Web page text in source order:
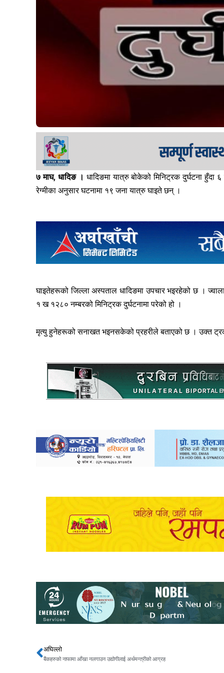
७ माघ, धादिङ । धादिङमा यात्रु बोकेको मिनिट्रक दुर्घटना हुँदा
रेग्मीका अनुसार घटनामा १९ जना यात्रु घाइते छन् ।
घाइतेहरूको जिल्ला अस्पताल धादिङमा उपचार भइरहेको छ ।
१ ख १२८० नम्बरको मिनिट्रक दुर्घटनामा परेको हो ।
मृत्यु हुनेहरूको सनाखत भइनसकेको प्रहरीले बताएको छ । उक्त
Prev
अघिल्लो
बैंकहरुको नाफामा आँखा नलगाउन उद्योगीलाई अर्थमन्त्रीको आग्रह